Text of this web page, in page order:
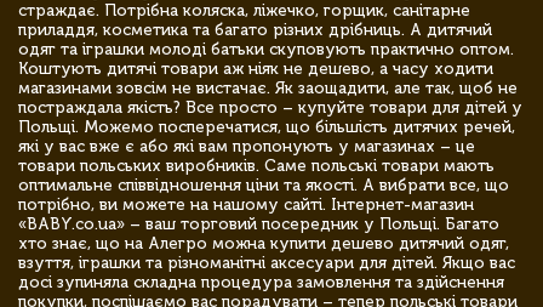
страждає. Потрібна коляска, ліжечко, горщик, санітарне
приладдя, косметика та багато різних дрібниць. А дитячий
одяг та іграшки молоді батьки скуповують практично оптом.
Коштують дитячі товари аж ніяк не дешево, а часу ходити
магазинами зовсім не вистачає. Як заощадити, але так, щоб не
постраждала якість? Все просто – купуйте товари для дітей у
Польщі. Можемо посперечатися, що більшість дитячих речей,
які у вас вже є або які вам пропонують у магазинах – це
товари польських виробників. Саме польські товари мають
оптимальне співвідношення ціни та якості. А вибрати все, що
потрібно, ви можете на нашому сайті. Інтернет-магазин
«BABY.co.ua» – ваш торговий посередник у Польщі. Багато
хто знає, що на Алегро можна купити дешево дитячий одяг,
взуття, іграшки та різноманітні аксесуари для дітей. Якщо вас
досі зупиняла складна процедура замовлення та здійснення
покупки, поспішаємо вас порадувати – тепер польські товари